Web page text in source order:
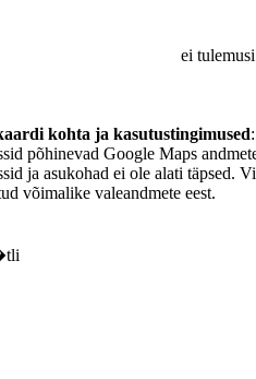
ei
kohta ja kasutustingimused
põhinevad Google Maps
ja asukohad ei ole alati täpsed.
võimalike valeandmete eest.